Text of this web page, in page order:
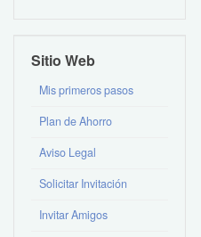
Sitio Web
Mis primeros pasos
Plan de Ahorro
Aviso Legal
Solicitar Invitación
Invitar Amigos